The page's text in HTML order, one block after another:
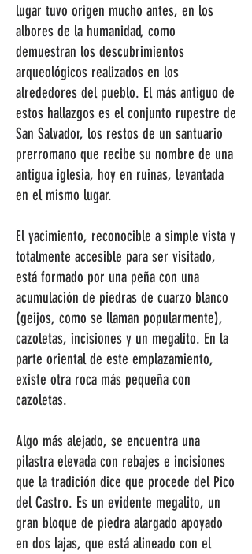
lugar tuvo origen mucho antes, en los
albores de la humanidad, como
demuestran los descubrimientos
arqueológicos realizados en los
alrededores del pueblo. El más antiguo de
estos hallazgos es el conjunto rupestre de
San Salvador, los restos de un santuario
prerromano que recibe su nombre de una
antigua iglesia, hoy en ruinas, levantada
en el mismo lugar.
El yacimiento, reconocible a simple vista y
totalmente accesible para ser visitado,
está formado por una peña con una
acumulación de piedras de cuarzo blanco
(geijos, como se llaman popularmente),
cazoletas, incisiones y un megalito. En la
parte oriental de este emplazamiento,
existe otra roca más pequeña con
cazoletas.
Algo más alejado, se encuentra una
pilastra elevada con rebajes e incisiones
que la tradición dice que procede del Pico
del Castro. Es un evidente megalito, un
gran bloque de piedra alargado apoyado
en dos lajas, que está alineado con el